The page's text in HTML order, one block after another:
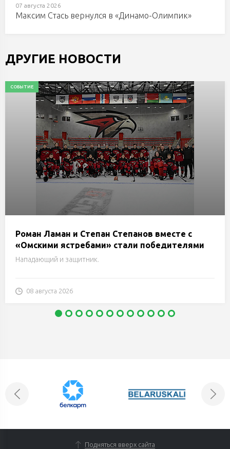
07 августа 2026
Максим Стась вернулся в «Динамо-Олимпик»
ДРУГИЕ НОВОСТИ
СОБЫТИЕ
Роман Ламан и Степан Степанов вместе с
«Омскими ястребами» стали победителями
предсезонного турнира G-Energy
Нападающий и защитник.
08 августа 2026
Подняться вверх сайта